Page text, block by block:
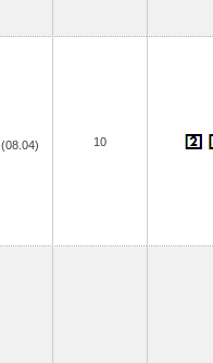
(08.04) 10